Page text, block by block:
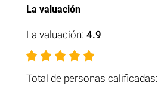
La valuación: 4.9
Total de personas calificadas: